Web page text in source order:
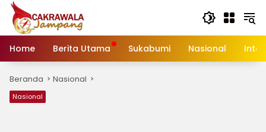
Langsung
konten
Home
Berita Utama Sukabumi Nasional
Beranda Nasional
Nasional